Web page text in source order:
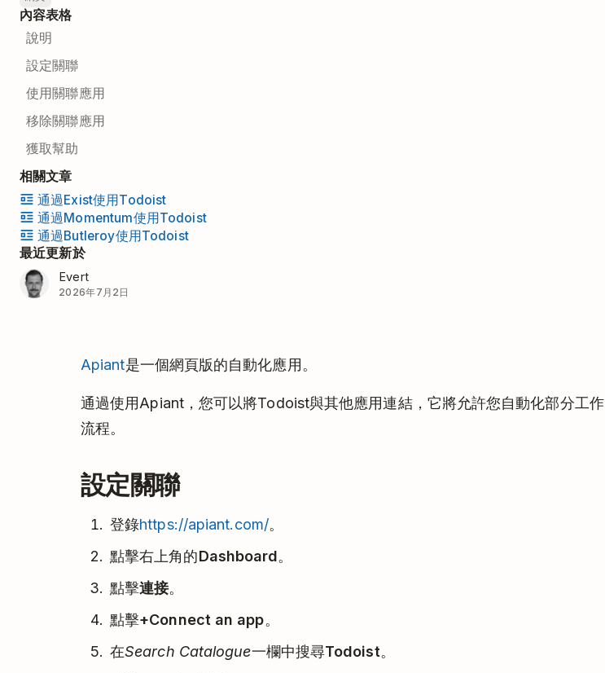
內容表格
說明
設定關聯
使用關聯應用
移除關聯應用
獲取幫助
相關文章
通過Exist使用Todoist
通過Momentum使用Todoist
通過Butleroy使用Todoist
最近更新於
Evert
2026年7月2日
Apiant是一個網頁版的自動化應用。
通過使用Apiant，您可以將Todoist與其他應用連結，它將允許您自動化部分工作
流程。
設定關聯
登錄https://apiant.com/。
點擊右上角的Dashboard。
點擊連接。
點擊+Connect an app。
在Search Catalogue一欄中搜尋Todoist。